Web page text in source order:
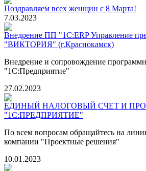
Поздравляем всех женщин с 8 Марта!
7.03.2023
Внедрение ПП "1С:ERP Управление
"ВИКТОРИЯ" (г.Краснокамск)
Внедрение и сопровождение
"1С:Предприятие"
27.02.2023
ЕДИНЫЙ НАЛОГОВЫЙ СЧЕТ И
"1С:ПРЕДПРИЯТИЕ"
По всем вопросам обращайтесь на
компании "Проектные решения"
10.01.2023